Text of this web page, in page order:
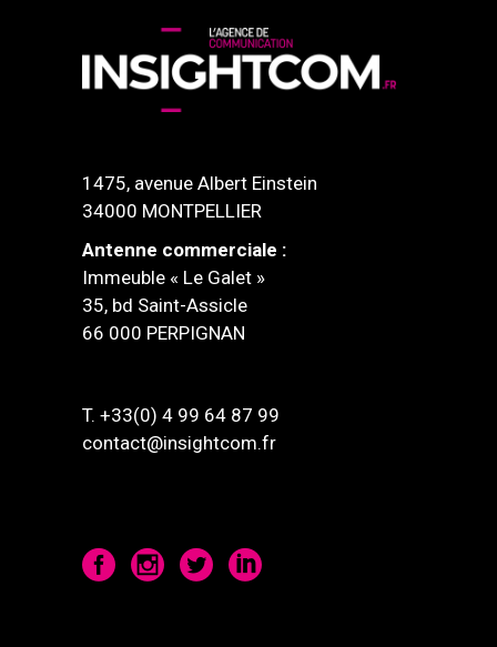
1475, avenue Albert Einstein
34000 MONTPELLIER
Antenne commerciale :
Immeuble « Le Galet »
35, bd Saint-Assicle
66 000 PERPIGNAN
T. +33(0) 4 99 64 87 99
contact@insightcom.fr